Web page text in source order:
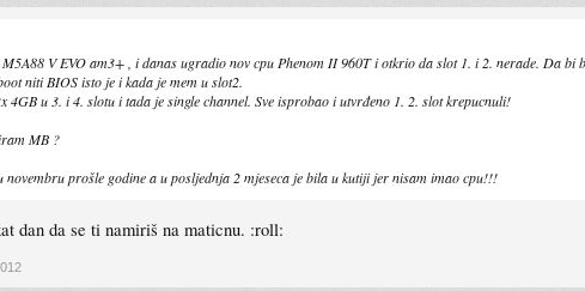
V EVO am3+ , i danas ugradio nov cpu Phenom II 960T i otkrio da slot 1. i 2. nerade. Da
niti BIOS isto je i kada je mem u slot2.
4GB u 3. i 4. slotu i tada je single channel. Sve isprobao i utvrđeno 1. 2. slot krepucnuli!
MB ?
novembru prošle godine a u posljednja 2 mjeseca je bila u kutiji jer nisam imao cpu!!!
dan da se ti namiriš na maticnu. :roll: